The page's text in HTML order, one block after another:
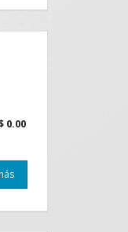
0.00